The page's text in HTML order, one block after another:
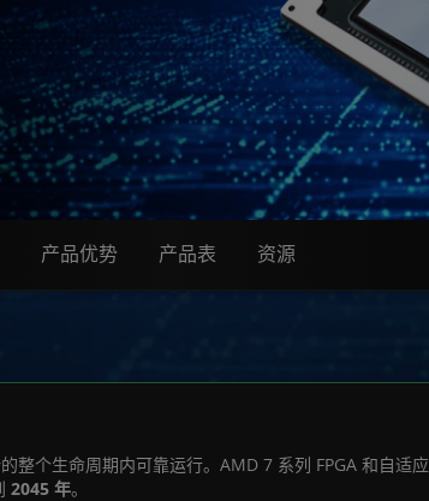
产品优势 产品表 资源
整个生命周期内可靠运行。AMD 7 系列 FPGA 和自适
2045 年。